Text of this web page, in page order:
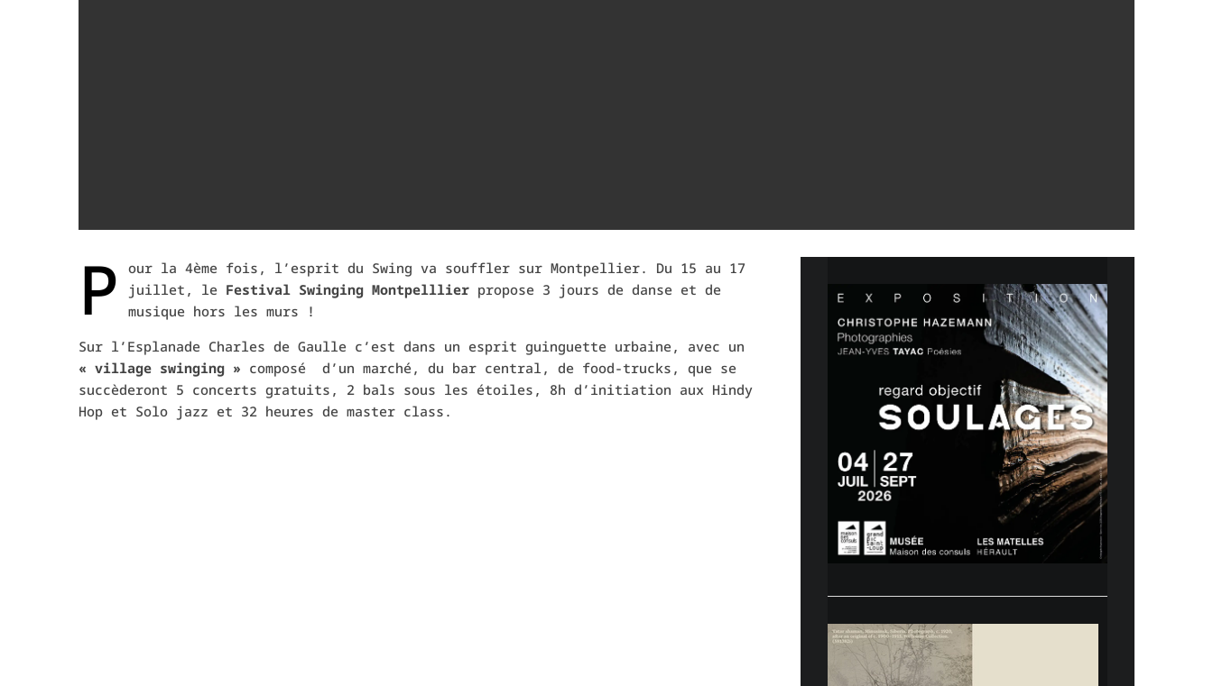
P
our la 4ème fois, l’esprit du Swing va souffler sur Montpellier. Du 15 au 17
juillet, le Festival Swinging Montpelllier propose 3 jours de danse et de
musique hors les murs !
Sur l’Esplanade Charles de Gaulle c’est dans un esprit guinguette urbaine, avec un
« village swinging » composé
d’un marché, du bar central, de food-trucks, que se
succèderont 5 concerts gratuits, 2 bals sous les étoiles, 8h d’initiation aux Hindy
Hop et Solo jazz et 32 heures de master class.